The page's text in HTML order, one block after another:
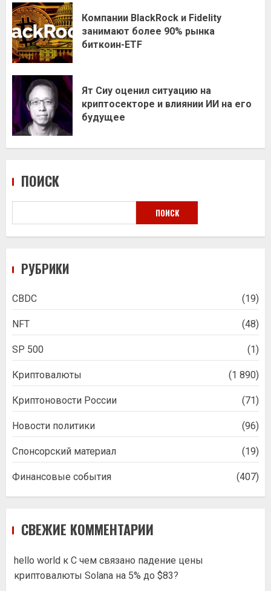
Компании BlackRock и Fidelity
занимают более 90% рынка
биткоин-ETF
Ят Сиу оценил ситуацию на
криптосекторе и влиянии ИИ на его
будущее
ПОИСК
ПОИСК
РУБРИКИ
CBDC (19)
NFT (48)
SP 500 (1)
Криптовалюты (1 890)
Криптоновости России (71)
Новости политики (96)
Спонсорский материал (19)
Финансовые события (407)
СВЕЖИЕ КОММЕНТАРИИ
hello world к С чем связано падение цены
криптовалюты Solana на 5% до $83?